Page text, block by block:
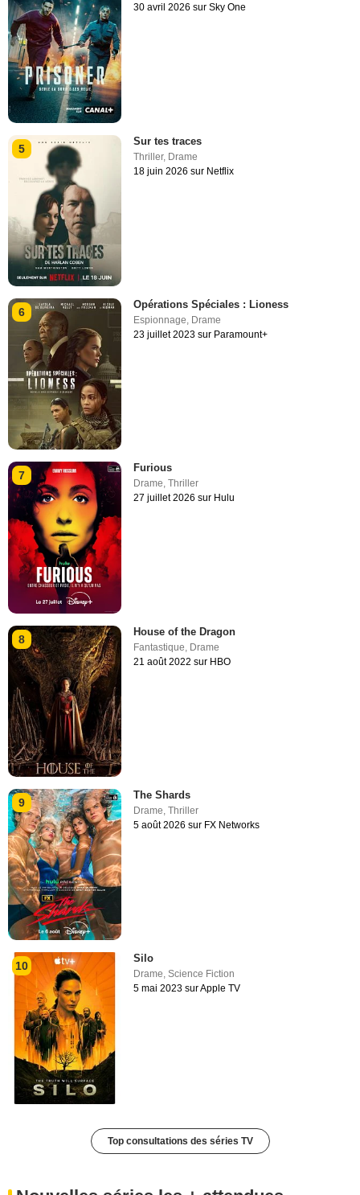
30 avril 2026 sur Sky One
5
Sur tes traces
Thriller, Drame
18 juin 2026 sur Netflix
6
Opérations Spéciales : Lioness
Espionnage, Drame
23 juillet 2023 sur Paramount+
7
Furious
Drame,Thriller
27 juillet 2026 sur Hulu
8
House of the Dragon
Fantastique Drame
21 août 2022 sur HBO
9
The Shards
Drame,Thriller
5 août 2026 sur FX Networks
10
Silo
Drame,Science Fiction
5 mai 2023 sur Apple TV
Top consultations des séries TV